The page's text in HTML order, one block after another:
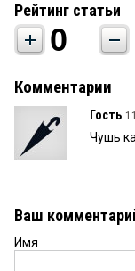
Рейтинг статьи
0
Комментарии
Гость
Чушь
Ваш
Имя